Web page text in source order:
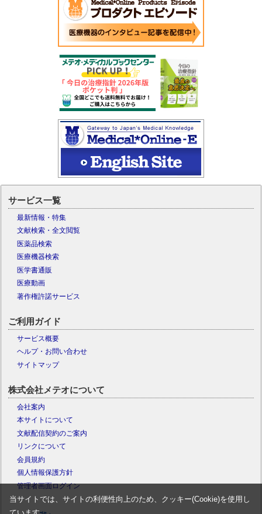
サービス一覧
最新情報・特集
文献検索・全文閲覧
医薬品検索
医療機器検索
医学書通販
医療動画
著作権許諾サービス
ご利用ガイド
サービス概要
ヘルプ・お問い合わせ
サイトマップ
株式会社メテオについて
会社案内
本サイトについて
文献配信契約のご案内
リンクについて
会員規約
個人情報保護方針
管理者画面ログイン
当サイトでは、サイトの利便性向上のため、クッキー(Cookie)を使用し